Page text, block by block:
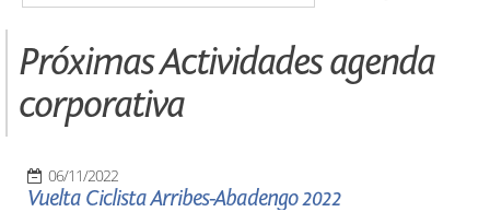
Próximas Actividades agenda
corporativa
06/11/2022
Vuelta Ciclista Arribes-Abadengo 2022